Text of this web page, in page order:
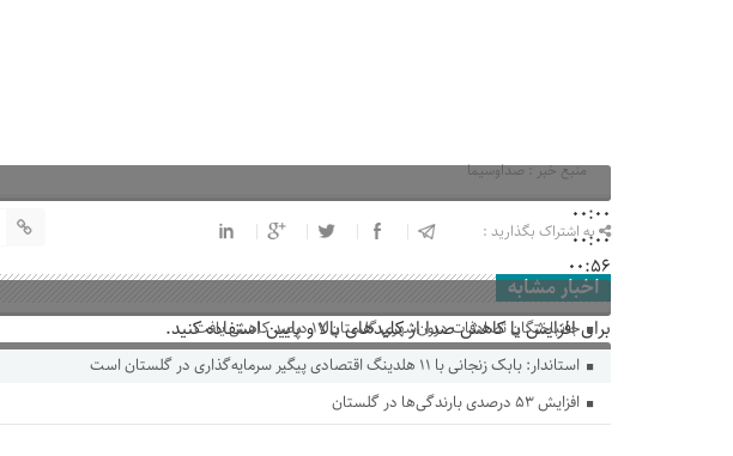
00:00
00:00
00:56
برای افزایش یا کاهش صدا از کلیدهای بالا و پایین استفاده کنید.
منبع خبر : صداوسیما
به اشتراک بگذارید :
اخبار مشابه
جانباختگان تصادفات درون‌شهری گلستان ۱۷ درصد کاهش یافت
استاندار: بابک زنجانی با ۱۱ هلدینگ اقتصادی پیگیر سرمایه‌گذاری در گلستان است
افزایش ۵۳ درصدی بارندگی‌ها در گلستان